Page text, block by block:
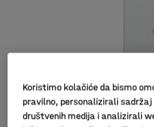
Koristimo kolačiće da bismo
pravilno, personalizirali
društvenih medija i analizirali